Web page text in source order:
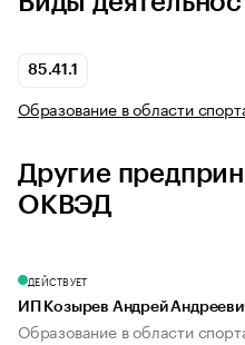
85.41.1
Образование в области
Другие
ОКВЭД
ДЕЙСТВУЕТ
ИП Козырев Андрей
Образование в области